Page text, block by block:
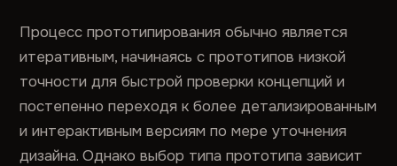
Процесс прототипирования обычно является
итеративным, начинаясь с прототипов низкой
точности для быстрой проверки концепций и
постепенно переходя к более детализированным
и интерактивным версиям по мере уточнения
дизайна. Однако выбор типа прототипа зависит